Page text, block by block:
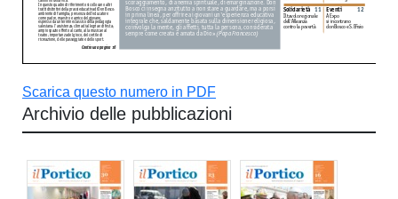
Scarica questo numero in PDF
Archivio delle pubblicazioni